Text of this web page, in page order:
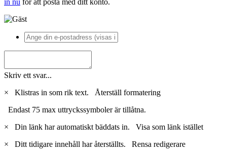
in nu för att posta med ditt konto.
Skriv ett svar...
×
Klistras in som rik text. Återställ formatering
Endast 75 max uttryckssymboler är tillåtna.
×
Din länk har automatiskt bäddats in. Visa som länk istället
×
Ditt tidigare innehåll har återställts. Rensa redigerare